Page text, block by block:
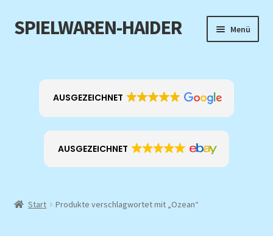
Zur
Navigation
Zum
Inhalt
SPIELWAREN-HAIDER Menü
ANGEBOTE
AUSGEZEICHNET
AUSGEZEICHNET
Start Produkte verschlagwortet mit „Ozean“